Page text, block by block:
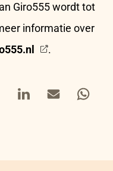
Giro555 wordt tot
informatie over
.
LinkedInMail